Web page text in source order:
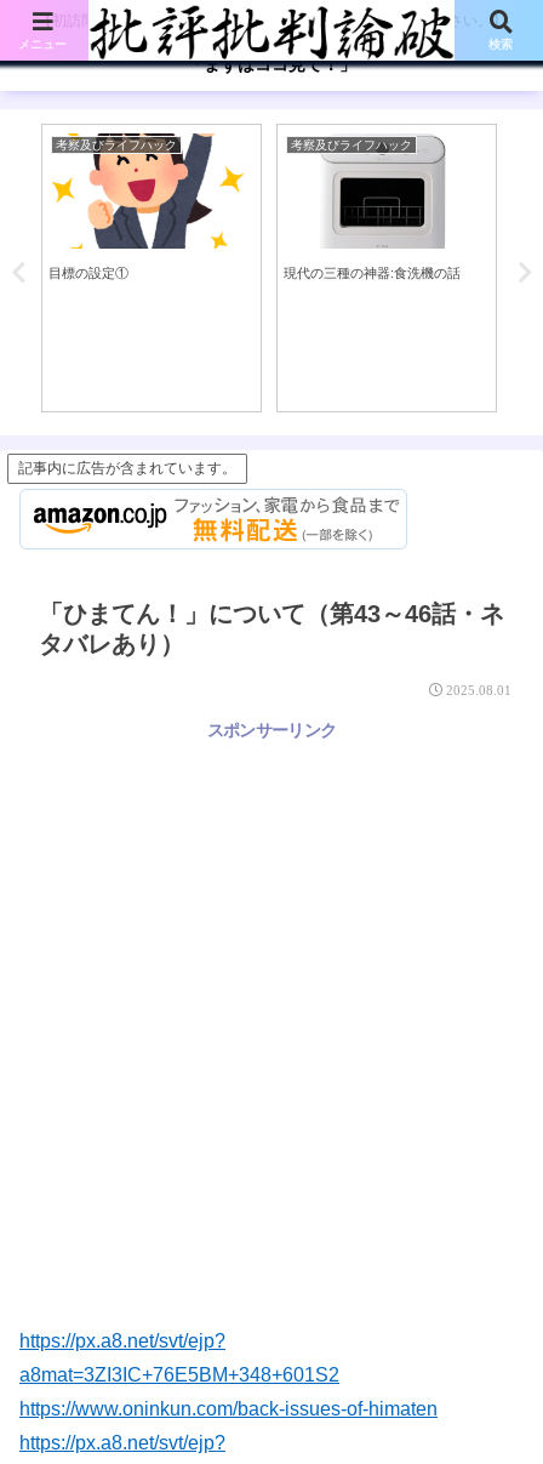
【初訪問の方は、下記の「まずはココ見て!」ボタンをご覧ください。】
「まずはココ見て！」
考察及びライフハック
目標の設定①
考察及びライフハック
現代の三種の神器:食洗機の話
第
記事内に広告が含まれています。
「ひまてん！」について（第43～46話・ネ
タバレあり）
2025.08.01
スポンサーリンク
https://px.a8.net/svt/ejp?
a8mat=3ZI3IC+76E5BM+348+601S2
https://www.oninkun.com/back-issues-of-himaten
https://px.a8.net/svt/ejp?
メニュー 検索